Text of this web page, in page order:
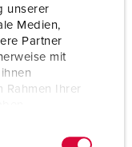
unserer
Medien,
Partner
mit
Rahmen Ihrer
(X80)
(X81)